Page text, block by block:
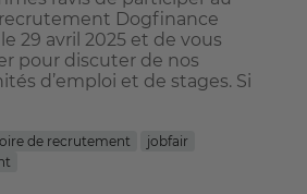
Dogfinance
29 avril 2025 et de vous
pour discuter de nos
d’emploi et de stages. Si
de recrutement
jobfair